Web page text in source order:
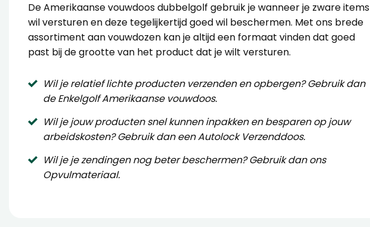
De Amerikaanse vouwdoos dubbelgolf gebruik je wanneer je zware items
wil versturen en deze tegelijkertijd goed wil beschermen. Met ons brede
assortiment aan vouwdozen kan je altijd een formaat vinden dat goed
past bij de grootte van het product dat je wilt versturen.
Wil je relatief lichte producten verzenden en opbergen? Gebruik dan
deEnkelgolf Amerikaanse vouwdoos.
Wil je jouw producten snel kunnen inpakken en besparen op jouw
arbeidskosten? Gebruik dan eenAutolock Verzenddoos.
Wil je je zendingen nog beter beschermen? Gebruik dan ons
Opvulmateriaal.